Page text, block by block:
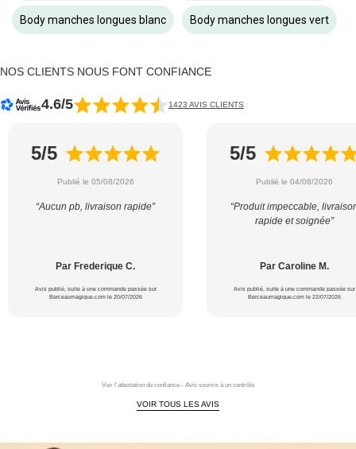
Body manches longues blanc Body manches longues vert
NOS CLIENTS NOUS FONT CONFIANCE
4.6/5 1423 AVIS CLIENTS
5/5
Publié le 05/08/2026
“Aucun pb, livraison rapide”
Par Frederique C.
Avis publié, suite à une commande passée sur
Berceaumagique.com le 20/07/2026
5/5
Publié le 04/08/2026
“Produit impeccable,
rapide et soignée”
Par Caroline M.
Avis publié, suite à une commande passée sur
Berceaumagique.com le 22/07/2026
Voir l'attestation de confiance - Avis soumis à un contrôle
VOIR TOUS LES AVIS